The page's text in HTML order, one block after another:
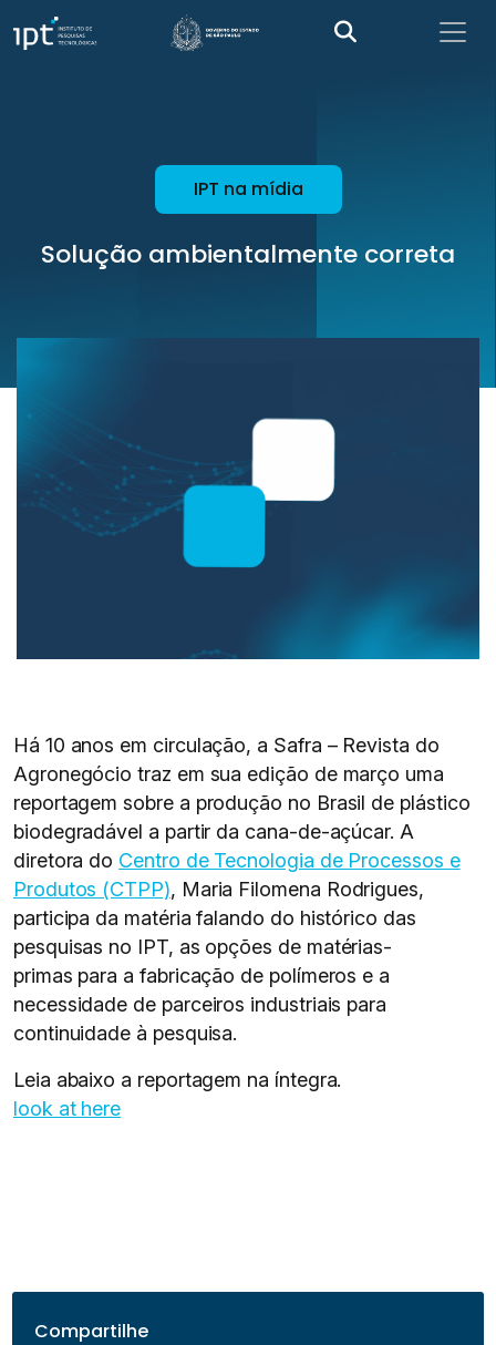
IPT na mídia
Solução ambientalmente correta
Há 10 anos em circulação, a Safra – Revista do
Agronegócio traz em sua edição de março uma
reportagem sobre a produção no Brasil de plástico
biodegradável a partir da cana-de-açúcar. A
diretora do Centro de Tecnologia de Processos e
Produtos (CTPP), Maria Filomena Rodrigues,
participa da matéria falando do histórico das
pesquisas no IPT, as opções de matérias-
primas para a fabricação de polímeros e a
necessidade de parceiros industriais para
continuidade à pesquisa.
Leia abaixo a reportagem na íntegra.
look at here
Compartilhe